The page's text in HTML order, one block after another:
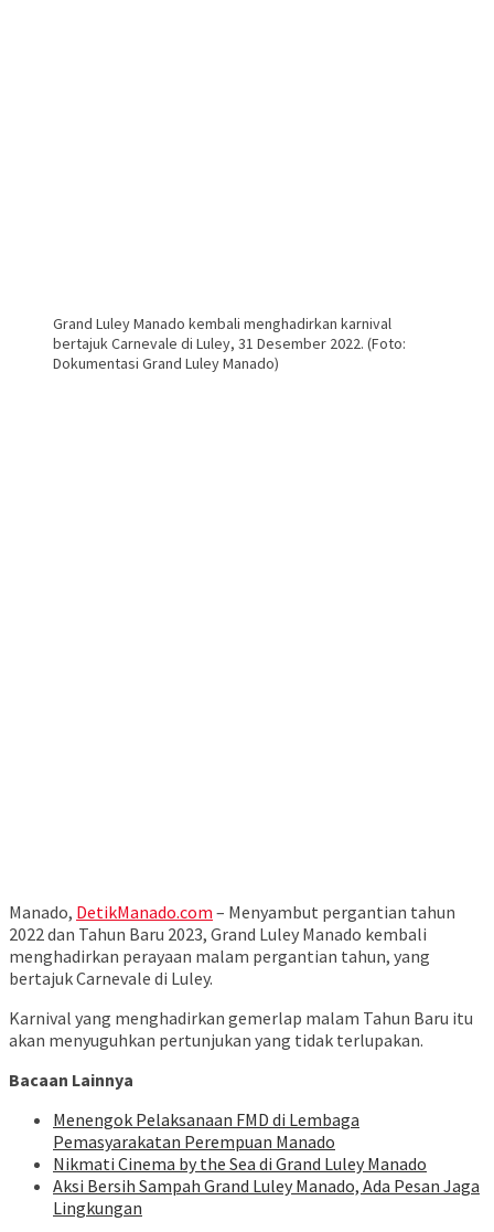
Grand Luley Manado kembali menghadirkan karnival
bertajuk Carnevale di Luley, 31 Desember 2022. (Foto:
Dokumentasi Grand Luley Manado)
Manado, DetikManado.com – Menyambut pergantian tahun
2022 dan Tahun Baru 2023, Grand Luley Manado kembali
menghadirkan perayaan malam pergantian tahun, yang
bertajuk Carnevale di Luley.
Karnival yang menghadirkan gemerlap malam Tahun Baru itu
akan menyuguhkan pertunjukan yang tidak terlupakan.
Bacaan Lainnya
Menengok Pelaksanaan FMD di Lembaga
Pemasyarakatan Perempuan Manado
Nikmati Cinema by the Sea di Grand Luley Manado
Aksi Bersih Sampah Grand Luley Manado, Ada Pesan Jaga
Lingkungan